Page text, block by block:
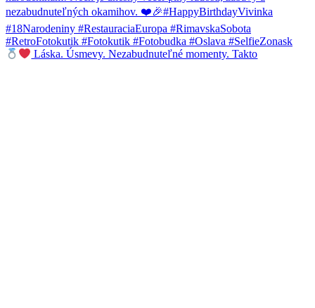
Láska. Úsmevy. Nezabudnuteľné momenty. Takto